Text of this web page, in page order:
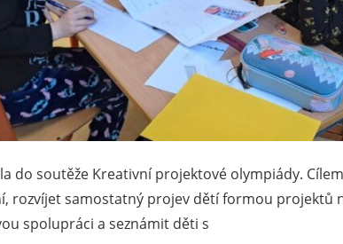
do soutěže Kreativní projektové olympiády.
rozvíjet samostatný projev dětí formou projektů
spolupráci a seznámit děti s